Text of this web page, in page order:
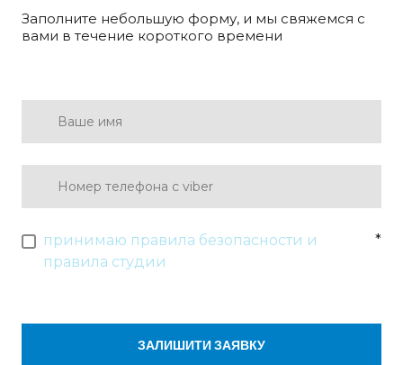
Заполните небольшую форму, и мы свяжемся с
вами в течение короткого времени
принимаю правила безопасности и
правила студии
*
ЗАЛИШИТИ ЗАЯВКУ